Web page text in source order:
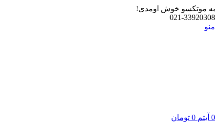
به موتکسو خوش اومدی!
021-33920308
منو
0 آیتم 0 تومان